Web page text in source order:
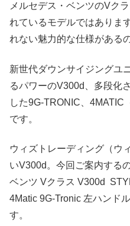
メルセデス・ベンツのVク
れているモデルではありま
れない魅力的な仕様がある
新世代ダウンサイジングユ
るパワーのV300d、多段化
した9G-TRONIC、4MATIC
です。
ウィズトレーディング（ウ
いV300d。今回ご案内する
ベンツ Vクラス V300d
4Matic 9G-Tronic 左ハンド
す。